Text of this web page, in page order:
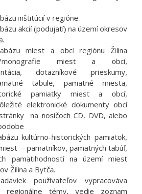
inštitúcií v regióne.
akcií (podujatí) na území okresov
miest a obcí regiónu Žilina
miest a obcí,
dotazníkové prieskumy,
tabule, pamätné miesta,
pamiatky miest a obcí,
elektronické dokumenty obcí
na nosičoch CD, DVD, alebo
kultúrno-historických pamiatok,
– pamätníkov, pamätných tabúľ,
pamätihodností na území miest
Žilina a Bytča.
používateľov vypracováva
regionálne témy, vedie zoznam